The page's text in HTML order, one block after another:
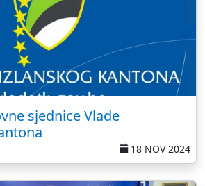
sjednice Vlade
18 NOV 2024